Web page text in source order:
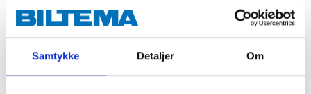
Samtykke Detaljer Om
18-393
Finnes på lager i65 varehus
64varehus